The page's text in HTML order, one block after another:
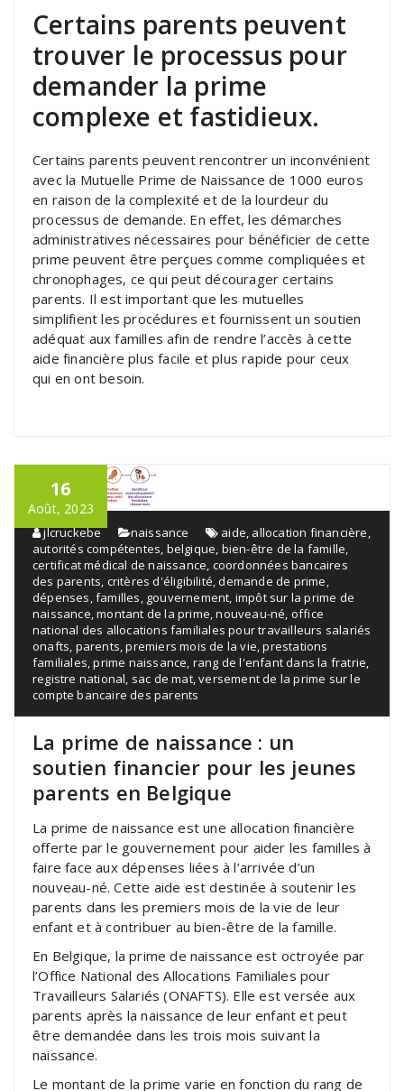
Certains parents peuvent
trouver le processus pour
demander la prime
complexe et fastidieux.
Certains parents peuvent rencontrer un inconvénient
avec la Mutuelle Prime de Naissance de 1000 euros
en raison de la complexité et de la lourdeur du
processus de demande. En effet, les démarches
administratives nécessaires pour bénéficier de cette
prime peuvent être perçues comme compliquées et
chronophages, ce qui peut décourager certains
parents. Il est important que les mutuelles
simplifient les procédures et fournissent un soutien
adéquat aux familles afin de rendre l’accès à cette
aide financière plus facile et plus rapide pour ceux
qui en ont besoin.
16
Août, 2023
jlcruckebe naissance aide allocation financière
autorités compétentes belgique bien-être de la famille
certificat médical de naissance coordonnées bancaires
des parents critères d'éligibilité ,demande de prime
dépenses ,familles gouvernement impôt sur la prime de
naissance ,montant de la prime ,nouveau-né office
national des allocations familiales pour travailleurs salariés
onafts parents ,premiers mois de la vie ,prestations
familiales ,prime naissance rang de l'enfant dans la fratrie
registre national sac de mat,versement de la prime sur le
compte bancaire des parents
La prime de naissance : un
soutien financier pour les jeunes
parents en Belgique
La prime de naissance est une allocation financière
offerte par le gouvernement pour aider les familles à
faire face aux dépenses liées à l’arrivée d’un
nouveau-né. Cette aide est destinée à soutenir les
parents dans les premiers mois de la vie de leur
enfant et à contribuer au bien-être de la famille.
En Belgique, la prime de naissance est octroyée par
l’Office National des Allocations Familiales pour
Travailleurs Salariés (ONAFTS). Elle est versée aux
parents après la naissance de leur enfant et peut
être demandée dans les trois mois suivant la
naissance.
Le montant de la prime varie en fonction du rang de